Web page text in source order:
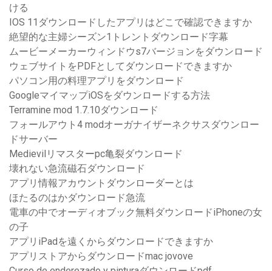
ける
IOS 11ダウンロードしたアプリはどこで確認できますか
絶望的な主婦シーズン1トレントダウンロード字幕
ムービーメーカーウィンドウs7バージョンをダウンロード
ウェブサイトをPDFとしてダウンロードできますか
パソコン用の料理アプリをダウンロード
GoogleマイマップiOSをダウンロードする方法
Terramine mod 1.7.10ダウンロード
フォールアウト4 modオーガナイザーネクサスダウンロー
ドサーバー
Medievilリマスターpc亀裂ダウンロード
壊れない急流磁石ダウンロード
アプリ情報アカウントダウンローダーとは
ほたるのはかダウンロード急流
電車の中でオーディオブック無料ダウンロードiPhoneの女
の子
アプリiPadを遠くからダウンロードできますか
アプリストアからダウンロードmac jovove